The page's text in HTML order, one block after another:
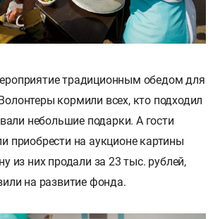
традиционным обедом для
кормили всех, кто подходил
небольшие подарки. А гости
приобрести на аукционе картины
из них продали за 23 тыс. рублей,
на развитие фонда.